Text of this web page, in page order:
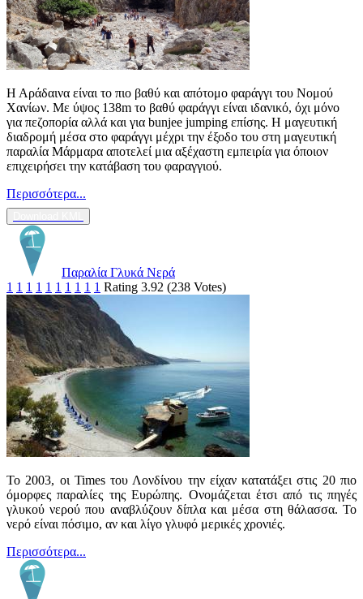
Η Αράδαινα είναι το πιο βαθύ και απότομο φαράγγι του Νομού
Χανίων. Με ύψος 138m το βαθύ φαράγγι είναι ιδανικό, όχι μόνο
για πεζοπορία αλλά και για bunjee jumping επίσης. Η μαγευτική
διαδρομή μέσα στο φαράγγι μέχρι την έξοδο του στη μαγευτική
παραλία Mάρμαρα αποτελεί μια αξέχαστη εμπειρία για όποιον
επιχειρήσει την κατάβαση του φαραγγιού.
Περισσότερα...
Παραλία Γλυκά Νερά
1 1 1 1 1 1 1 1 1 1 Rating 3.92 (238 Votes)
Το 2003, οι Times του Λονδίνου την είχαν κατατάξει στις 20 πιο
όμορφες παραλίες της Ευρώπης. Ονομάζεται έτσι από τις πηγές
γλυκού νερού που αναβλύζουν δίπλα και μέσα στη θάλασσα. Το
νερό είναι πόσιμο, αν και λίγο γλυφό μερικές χρονιές.
Περισσότερα...